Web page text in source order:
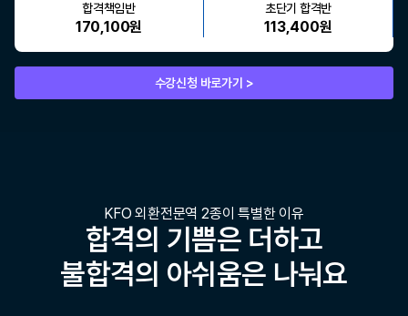
합격책임반
170,100원
초단기 합격반
113,400원
수강신청 바로가기 >
KFO 외환전문역 2종이 특별한 이유
합격의 기쁨은 더하고
불합격의 아쉬움은 나눠요